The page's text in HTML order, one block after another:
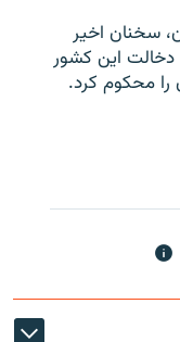
سخنان اخیر
دخالت این کشور
را محکوم کرد.